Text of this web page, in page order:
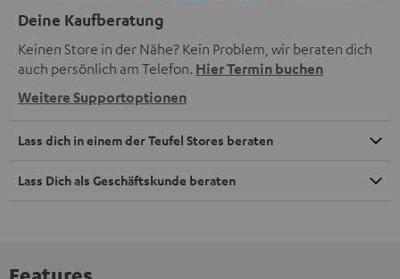
Deine Kaufberatung
Keinen Store in der Nähe? Kein Problem, wir beraten dich
auch persönlich am Telefon. Hier Termin buchen
Weitere Supportoptionen
Lass dich in einem der Teufel Stores beraten
Lass Dich als Geschäftskunde beraten